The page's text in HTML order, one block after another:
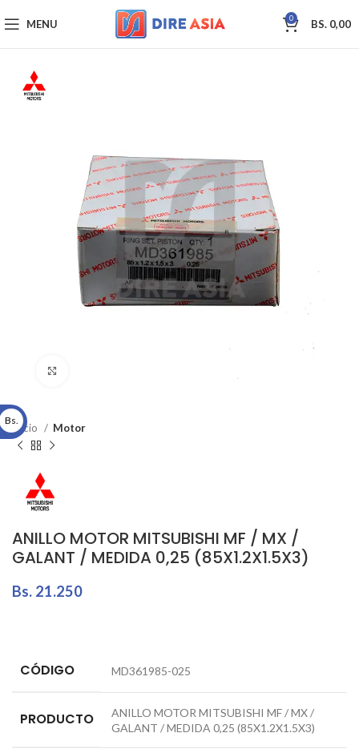
MENU 0 BS. 0,00
Inicio Motor
ANILLO MOTOR MITSUBISHI MF / MX /
GALANT / MEDIDA 0,25 (85X1.2X1.5X3)
Bs. 21.250
CÓDIGO MD361985-025
PRODUCTO
ANILLO MOTOR MITSUBISHI MF / MX /
GALANT / MEDIDA 0,25 (85X1.2X1.5X3)
Bs.